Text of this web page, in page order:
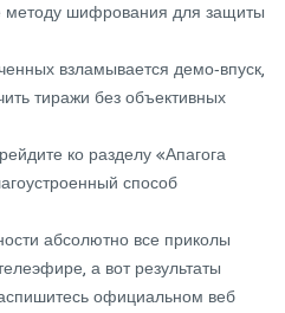
шифрования для защиты
взламывается демо‑впуск,
тиражи без объективных
ко разделу «Апагога
способ
абсолютно все приколы
а вот результаты
официальном веб